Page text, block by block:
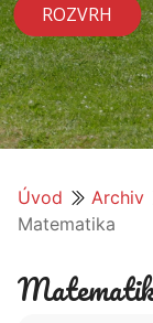
ROZVRH
Úvod Archiv
Matematika